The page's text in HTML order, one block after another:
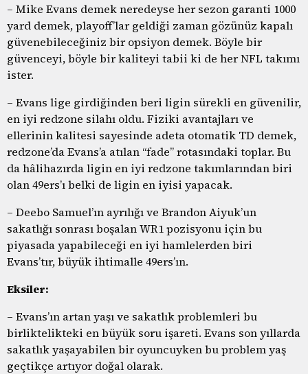
– Mike Evans demek neredeyse her sezon garanti 1000
yard demek, playoff’lar geldiği zaman gözünüz kapalı
güvenebileceğiniz bir opsiyon demek. Böyle bir
güvenceyi, böyle bir kaliteyi tabii ki de her NFL takımı
ister.
– Evans lige girdiğinden beri ligin sürekli en güvenilir,
en iyi redzone silahı oldu. Fiziki avantajları ve
ellerinin kalitesi sayesinde adeta otomatik TD demek,
redzone’da Evans’a atılan “fade” rotasındaki toplar. Bu
da hâlihazırda ligin en iyi redzone takımlarından biri
olan 49ers’ı belki de ligin en iyisi yapacak.
– Deebo Samuel’ın ayrılığı ve Brandon Aiyuk’un
sakatlığı sonrası boşalan WR1 pozisyonu için bu
piyasada yapabileceği en iyi hamlelerden biri
Evans’tır, büyük ihtimalle 49ers’ın.
Eksiler:
– Evans’ın artan yaşı ve sakatlık problemleri bu
birliktelikteki en büyük soru işareti. Evans son yıllarda
sakatlık yaşayabilen bir oyuncuyken bu problem yaş
geçtikçe artıyor doğal olarak.